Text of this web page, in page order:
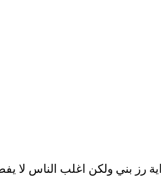
رز بني ولكن اغلب الناس لا